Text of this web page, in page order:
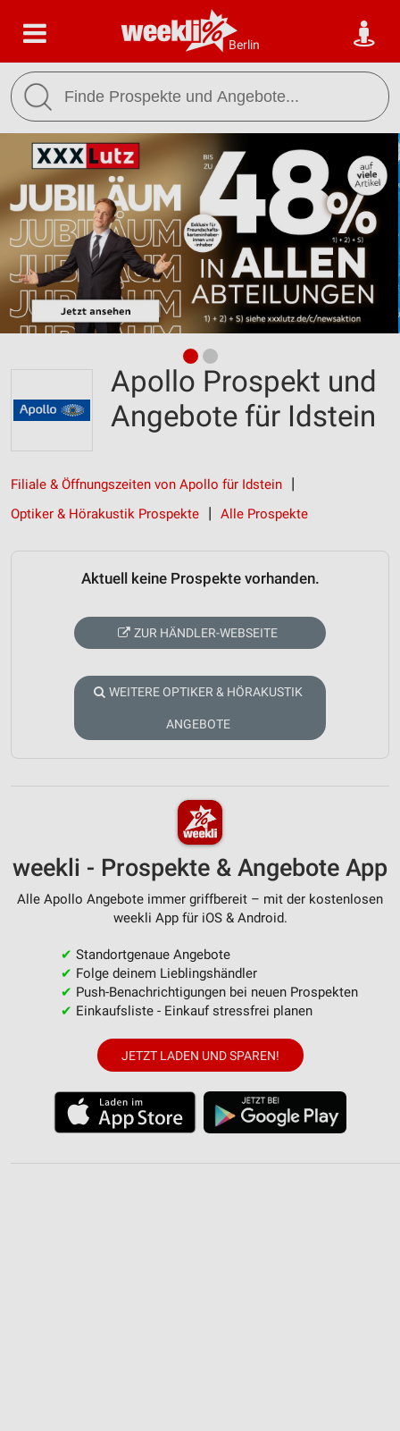
Berlin
Apollo Prospekt und
Angebote für Idstein
Filiale & Öffnungszeiten von Apollo für Idstein
Optiker & Hörakustik Prospekte
Alle Prospekte
Aktuell keine Prospekte vorhanden.
ZUR HÄNDLER-WEBSEITE
WEITERE OPTIKER & HÖRAKUSTIK
ANGEBOTE
weekli - Prospekte & Angebote App
Alle Apollo Angebote immer griffbereit – mit der kostenlosen
weekli App für iOS & Android.
✔ Standortgenaue Angebote
✔ Folge deinem Lieblingshändler
✔ Push-Benachrichtigungen bei neuen Prospekten
✔ Einkaufsliste - Einkauf stressfrei planen
JETZT LADEN UND SPAREN!